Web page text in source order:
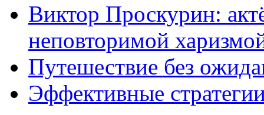
Виктор Проскурин:
неповторимой
Путешествие без
Эффективные